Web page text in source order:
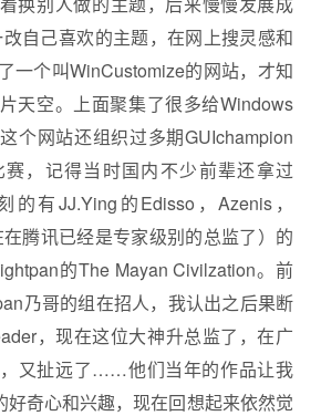
自己喜欢的主题，在网上搜灵感和
一个叫WinCustomize的网站，才知
天空。上面聚集了很多给Windows
个网站还组织过多期GUIchampion
，记得当时国内不少前辈还拿过
有JJ.Ying的Edisso，Azenis，
腾讯已经是专家级别的总监了）的
的The Mayan Civilzation。前
乃哥的组在招人，我认出之后果断
，现在这位大神升总监了，在广
又扯远了……他们当年的作品让我
好奇心和兴趣，现在回想起来依然觉